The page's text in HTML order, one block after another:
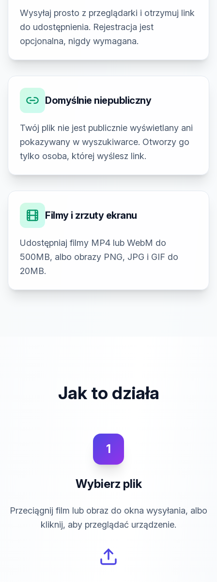
Wysyłaj prosto z przeglądarki i otrzymuj link
do udostępnienia. Rejestracja jest
opcjonalna, nigdy wymagana.
Domyślnie niepubliczny
Twój plik nie jest publicznie wyświetlany ani
pokazywany w wyszukiwarce. Otworzy go
tylko osoba, której wyślesz link.
Filmy i zrzuty ekranu
Udostępniaj filmy MP4 lub WebM do
500MB, albo obrazy PNG, JPG i GIF do
20MB.
Jak to działa
1
Wybierz plik
Przeciągnij film lub obraz do okna wysyłania, albo
kliknij, aby przeglądać urządzenie.